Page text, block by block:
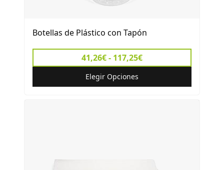
Botellas de Plástico con Tapón
41,26€ - 117,25€
Elegir Opciones